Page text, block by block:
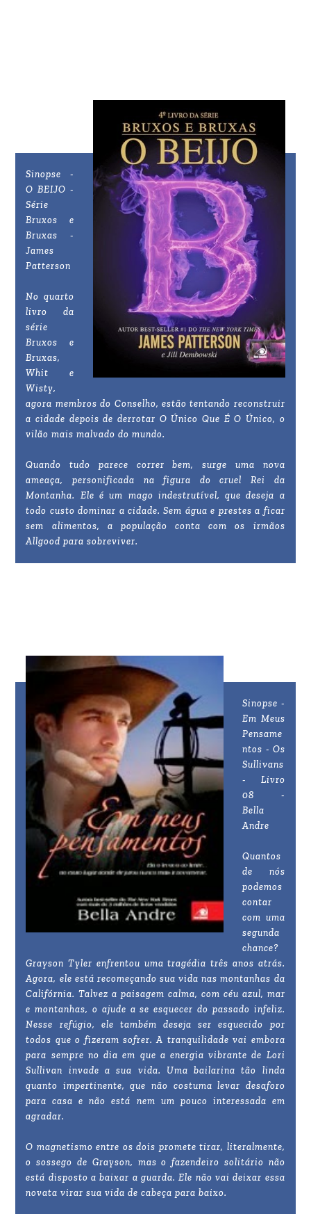
Sinopse -
O BEIJO -
Série
Bruxos e
Bruxas -
James
Patterson
No quarto
livro da
série
Bruxos e
Bruxas,
Whit e
Wisty,
agora membros do Conselho, estão tentando reconstruir
a cidade depois de derrotar O Único Que É O Único, o
vilão mais malvado do mundo.
Quando tudo parece correr bem, surge uma nova
ameaça, personificada na figura do cruel Rei da
Montanha. Ele é um mago indestrutível, que deseja a
todo custo dominar a cidade. Sem água e prestes a ficar
sem alimentos, a população conta com os irmãos
Allgood para sobreviver.
Sinopse -
Em Meus
Pensame
ntos - Os
Sullivans
- Livro
08 -
Bella
Andre
Quantos
de nós
podemos
contar
com uma
segunda
chance?
Grayson Tyler enfrentou uma tragédia três anos atrás.
Agora, ele está recomeçando sua vida nas montanhas da
Califórnia. Talvez a paisagem calma, com céu azul, mar
e montanhas, o ajude a se esquecer do passado infeliz.
Nesse refúgio, ele também deseja ser esquecido por
todos que o fizeram sofrer. A tranquilidade vai embora
para sempre no dia em que a energia vibrante de Lori
Sullivan invade a sua vida. Uma bailarina tão linda
quanto impertinente, que não costuma levar desaforo
para casa e não está nem um pouco interessada em
agradar.
O magnetismo entre os dois promete tirar, literalmente,
o sossego de Grayson, mas o fazendeiro solitário não
está disposto a baixar a guarda. Ele não vai deixar essa
novata virar sua vida de cabeça para baixo.